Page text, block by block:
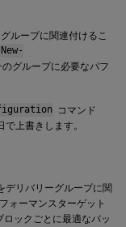
ループに関連付けるこ
New-
グループに必要なパフ
コマンド
上書きします。
デリバリーグループに関
ォーマンスターゲット
ックごとに最適なバッ